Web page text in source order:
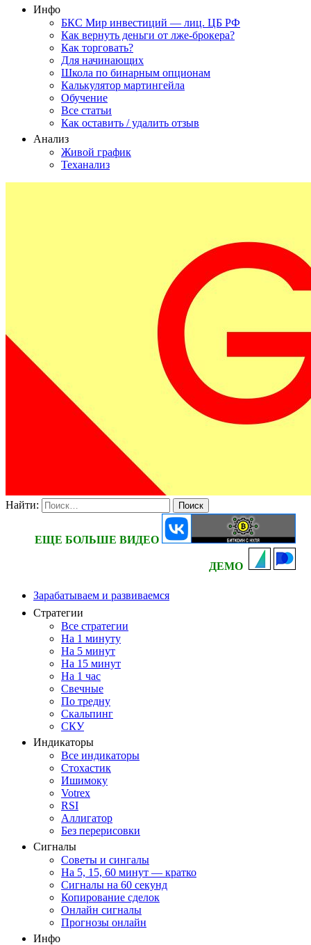
Инфо
БКС Мир инвестиций — лиц. ЦБ РФ
Как вернуть деньги от лже-брокера?
Как торговать?
Для начинающих
Школа по бинарным опционам
Калькулятор мартингейла
Обучение
Все статьи
Как оставить / удалить отзыв
Анализ
Живой график
Теханализ
Найти:
ЕЩЕ БОЛЬШЕ ВИДЕО
ДЕМО
Зарабатываем и развиваемся
Стратегии
Все стратегии
На 1 минуту
На 5 минут
На 15 минут
На 1 час
Свечные
По тредну
Скальпинг
СКУ
Индикаторы
Все индикаторы
Стохастик
Ишимоку
Votrex
RSI
Аллигатор
Без перерисовки
Сигналы
Советы и сингалы
На 5, 15, 60 минут — кратко
Сигналы на 60 секунд
Копирование сделок
Онлайн сигналы
Прогнозы онлайн
Инфо